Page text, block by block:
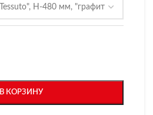
В КОРЗИНУ